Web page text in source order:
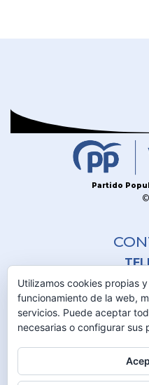
Partido
945
C/
01001
Utilizamos cookies propias
funcionamiento de la web,
servicios. Puede aceptar
necesarias o configurar sus